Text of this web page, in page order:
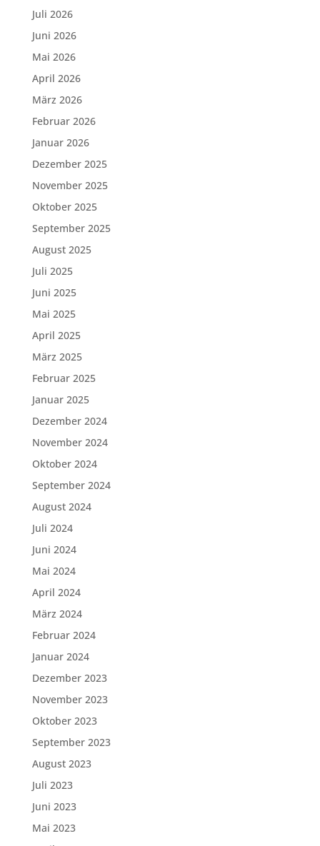
Juli 2026
Juni 2026
Mai 2026
April 2026
März 2026
Februar 2026
Januar 2026
Dezember 2025
November 2025
Oktober 2025
September 2025
August 2025
Juli 2025
Juni 2025
Mai 2025
April 2025
März 2025
Februar 2025
Januar 2025
Dezember 2024
November 2024
Oktober 2024
September 2024
August 2024
Juli 2024
Juni 2024
Mai 2024
April 2024
März 2024
Februar 2024
Januar 2024
Dezember 2023
November 2023
Oktober 2023
September 2023
August 2023
Juli 2023
Juni 2023
Mai 2023